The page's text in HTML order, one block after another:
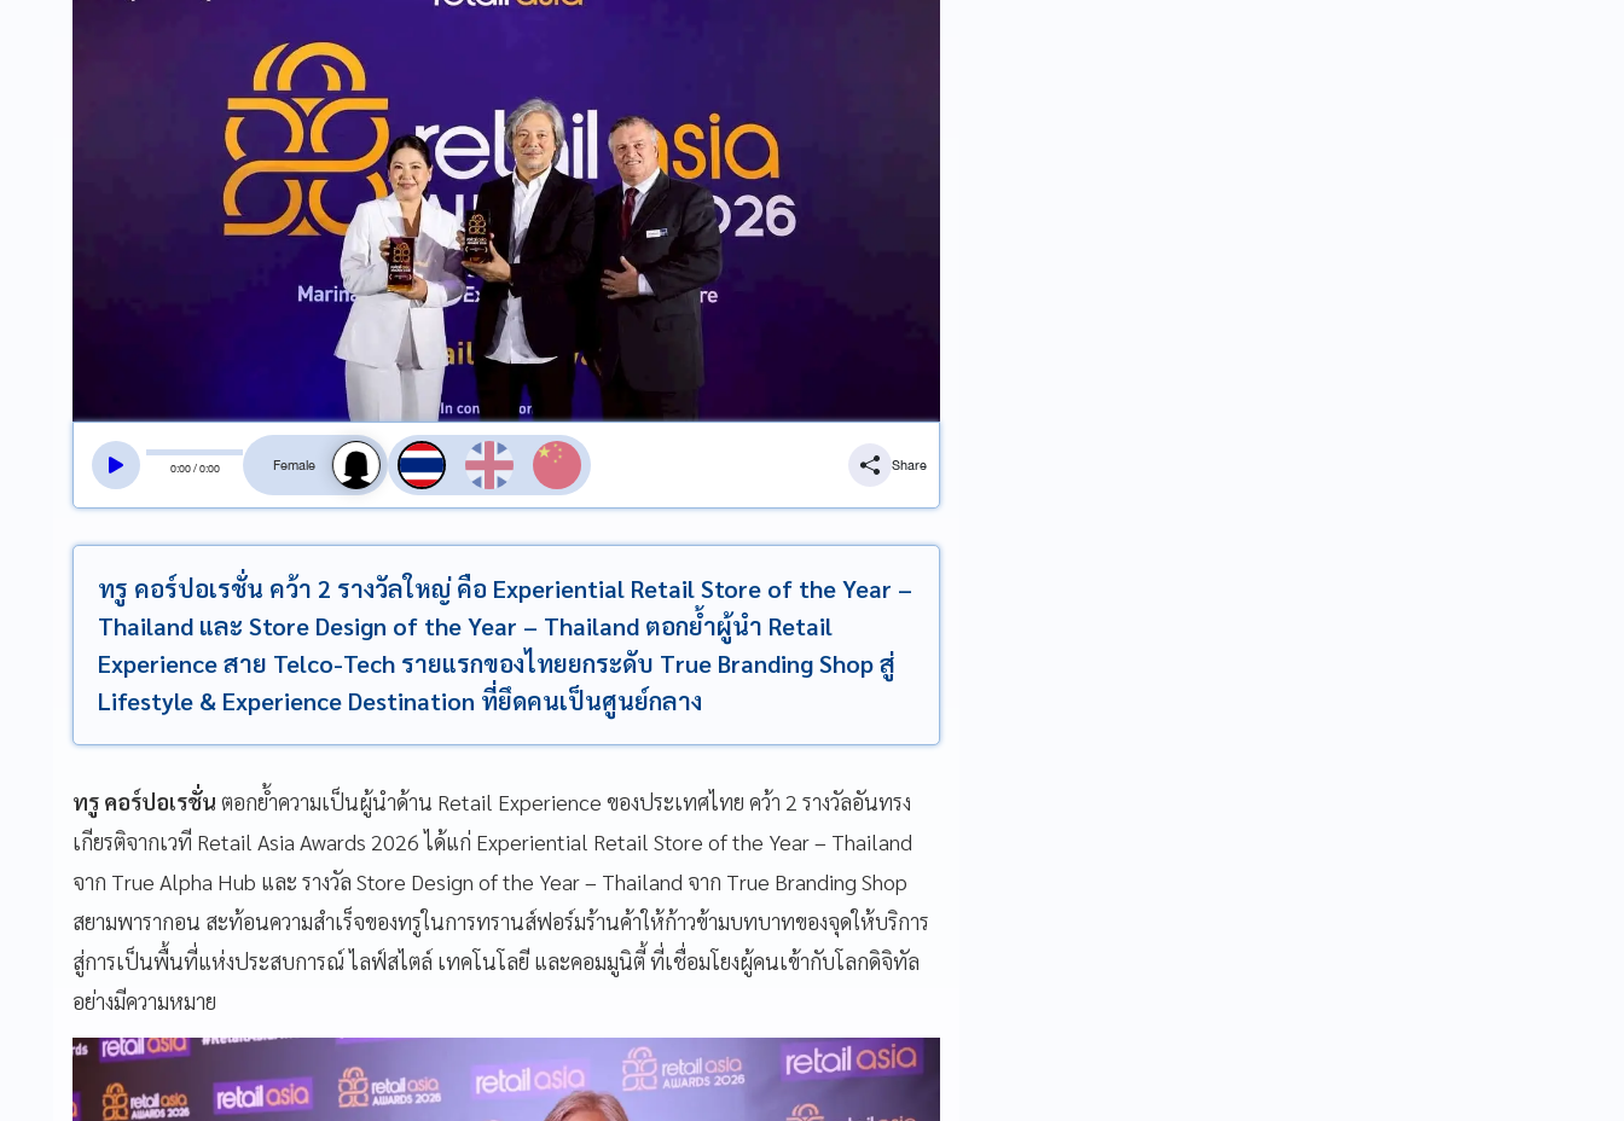
0:00/0:00
สลับเสียงอ่าน
Share
ทรู คอร์ปอเรชั่น คว้า 2 รางวัลใหญ่ คือ Experiential Retail Store of the Year –
Thailand และ Store Design of the Year – Thailand ตอกย้ำผู้นำ Retail
Experience สาย Telco-Tech รายแรกของไทยยกระดับ True Branding Shop สู่
Lifestyle & Experience Destination ที่ยึดคนเป็นศูนย์กลาง
ทรู คอร์ปอเรชั่น ตอกย้ำความเป็นผู้นำด้าน Retail Experience ของประเทศไทย คว้า 2 รางวัลอันทรง
เกียรติจากเวที Retail Asia Awards 2026 ได้แก่ Experiential Retail Store of the Year – Thailand
จาก True Alpha Hub และ รางวัล Store Design of the Year – Thailand จาก True Branding Shop
สยามพารากอน สะท้อนความสำเร็จของทรูในการทรานส์ฟอร์มร้านค้าให้ก้าวข้ามบทบาทของจุดให้บริการ
สู่การเป็นพื้นที่แห่งประสบการณ์ ไลฟ์สไตล์ เทคโนโลยี และคอมมูนิตี้ ที่เชื่อมโยงผู้คนเข้ากับโลกดิจิทัล
อย่างมีความหมาย